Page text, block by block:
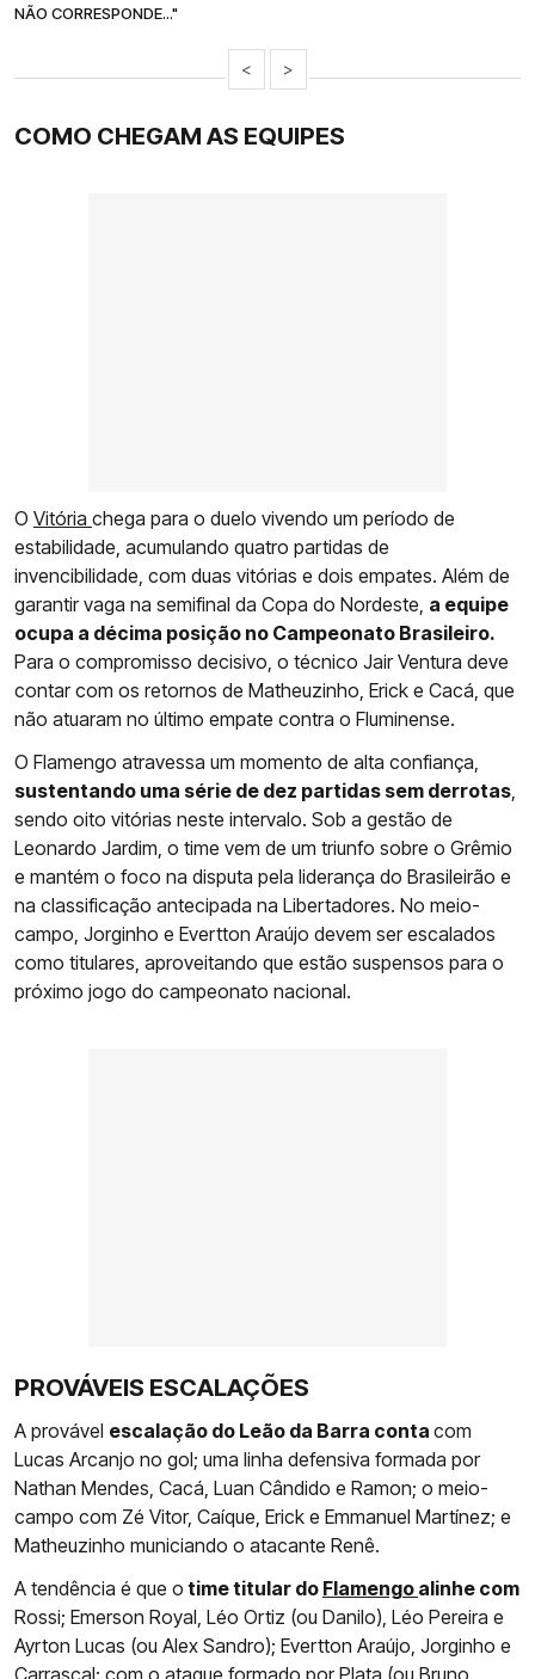
NÃO CORRESPONDE..."
< >
COMO CHEGAM AS EQUIPES
O Vitória chega para o duelo vivendo um período de
estabilidade, acumulando quatro partidas de
invencibilidade, com duas vitórias e dois empates. Além de
garantir vaga na semifinal da Copa do Nordeste, a equipe
ocupa a décima posição no Campeonato Brasileiro.
Para o compromisso decisivo, o técnico Jair Ventura deve
contar com os retornos de Matheuzinho, Erick e Cacá, que
não atuaram no último empate contra o Fluminense.
O Flamengo atravessa um momento de alta confiança,
sustentando uma série de dez partidas sem derrotas,
sendo oito vitórias neste intervalo. Sob a gestão de
Leonardo Jardim, o time vem de um triunfo sobre o Grêmio
e mantém o foco na disputa pela liderança do Brasileirão e
na classificação antecipada na Libertadores. No meio-
campo, Jorginho e Evertton Araújo devem ser escalados
como titulares, aproveitando que estão suspensos para o
próximo jogo do campeonato nacional.
PROVÁVEIS ESCALAÇÕES
A provável escalação do Leão da Barra conta com
Lucas Arcanjo no gol; uma linha defensiva formada por
Nathan Mendes, Cacá, Luan Cândido e Ramon; o meio-
campo com Zé Vitor, Caíque, Erick e Emmanuel Martínez; e
Matheuzinho municiando o atacante Renê.
A tendência é que o time titular do Flamengo alinhe com
Rossi; Emerson Royal, Léo Ortiz (ou Danilo), Léo Pereira e
Ayrton Lucas (ou Alex Sandro); Evertton Araújo, Jorginho e